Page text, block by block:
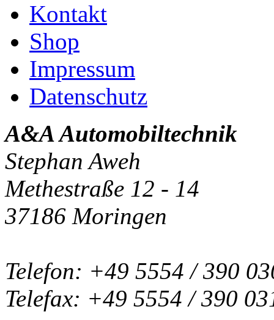
Kontakt
Shop
Impressum
Datenschutz
A&A Automobiltechnik
Stephan Aweh
Methestraße 12 - 14
37186 Moringen
Telefon: +49 5554 / 390
Telefax: +49 5554 / 390